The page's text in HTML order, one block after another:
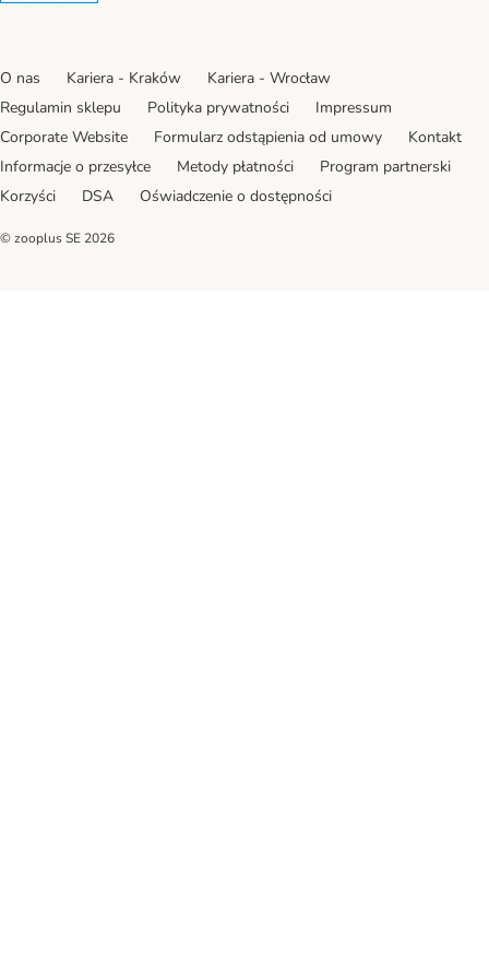
O nas Kariera - Kraków
Kariera - Wrocław
Regulamin sklepu
Polityka prywatności
Impressum
Corporate Website
Formularz odstąpienia od umowy
Kontakt
Informacje o przesyłce
Metody płatności
Program partnerski
Korzyści
DSA Oświadczenie o dostępności
© zooplus SE 2026